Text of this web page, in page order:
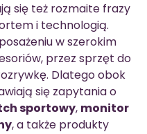
się też rozmaite frazy
i technologią.
w szerokim
przez sprzęt do
Dlatego obok
się zapytania o
sportowy, monitor
, a także produkty